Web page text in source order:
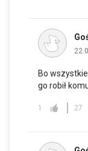
Bo
go robił
1 27